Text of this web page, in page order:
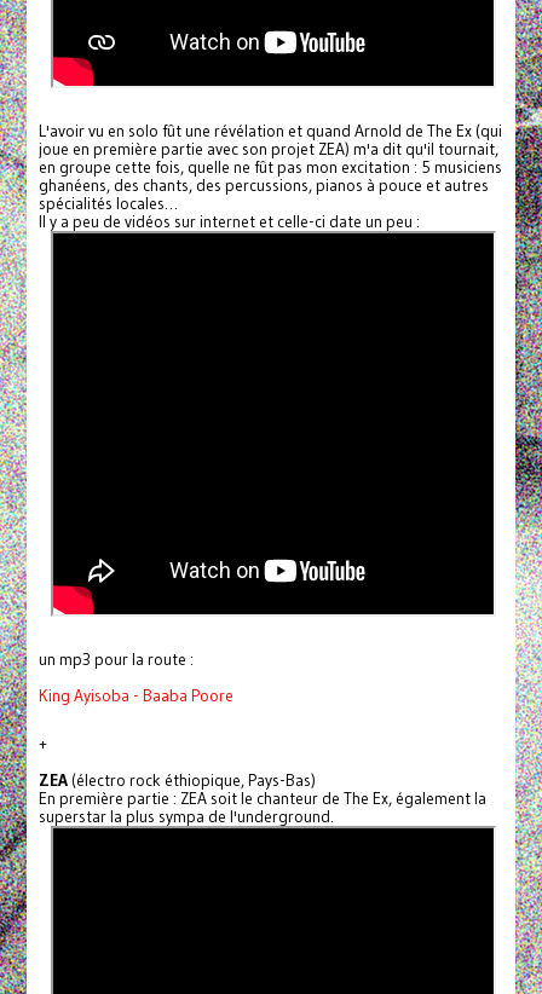
L'avoir vu en solo fût une révélation et quand Arnold de The Ex (qui
joue en première partie avec son projet ZEA) m'a dit qu'il tournait,
en groupe cette fois, quelle ne fût pas mon excitation : 5 musiciens
ghanéens, des chants, des percussions, pianos à pouce et autres
spécialités locales…
Il y a peu de vidéos sur internet et celle-ci date un peu :
un mp3 pour la route :
King Ayisoba - Baaba Poore
+
ZEA(électro rock éthiopique, Pays-Bas)
En première partie : ZEA soit le chanteur de The Ex, également la
superstar la plus sympa de l'underground.